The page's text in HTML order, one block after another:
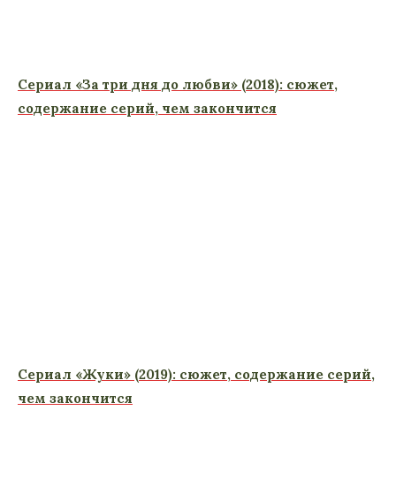
Сериал «За три дня до любви» (2018): сюжет,
содержание серий, чем закончится
Сериал «Жуки» (2019): сюжет, содержание серий,
чем закончится